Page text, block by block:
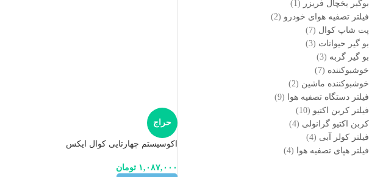
بوگیر یخچال فریزر 1
فیلتر تصفیه هوای خودرو 2
پت شاپ کوال 7
بو گیر حیوانات 3
بو گیر گربه 3
خوشبوکننده 7
خوشبوکننده ماشین 2
فیلتر دستگاه تصفیه هوا 9
فیلتر کربن اکتیو 10
کربن اکتیو گرانولی 4
فیلتر کولر آبی 4
فیلتر هپای تصفیه هوا 4
حراج
اکوسیستم چهارتایی کوال ایکس
۱,۰۸۷,۰۰۰ تومان